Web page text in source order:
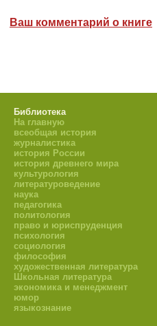
Ваш комментарий о книге
Библиотека
На главную
всеобщая история
журналистика
история России
история древнего мира
культурология
литературоведение
наука
педагогика
политология
право и юриспруденция
психология
социология
философия
художественная литература
Школьная литература
экономика и менеджмент
юмор
языкознание